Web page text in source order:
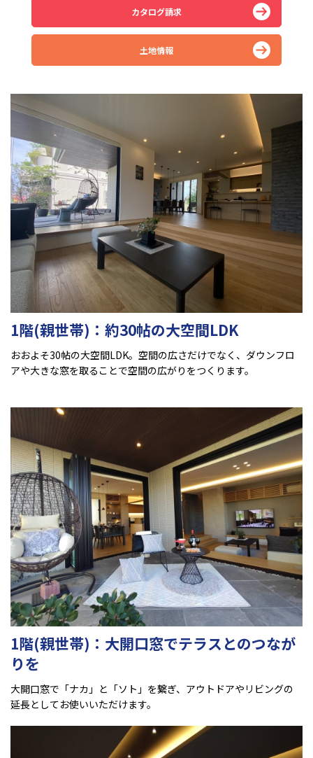
カタログ請求
土地情報
1階(親世帯)：約30帖の大空間LDK
おおよそ30帖の大空間LDK。空間の広さだけでなく、ダウンフロ
アや大きな窓を取ることで空間の広がりをつくります。
1階(親世帯)：大開口窓でテラスとのつなが
りを
大開口窓で「ナカ」と「ソト」を繋ぎ、アウトドアやリビングの
延長としてお使いいただけます。